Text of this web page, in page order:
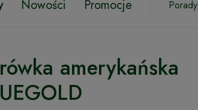
Nowości Promocje Porady
amerykańska